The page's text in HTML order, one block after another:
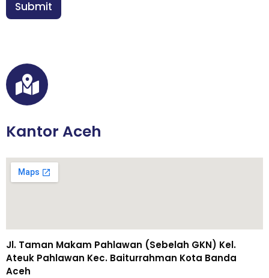
n
*
Submit
Kantor Aceh
Jl. Taman Makam Pahlawan (Sebelah GKN) Kel.
Ateuk Pahlawan Kec. Baiturrahman Kota Banda
Aceh